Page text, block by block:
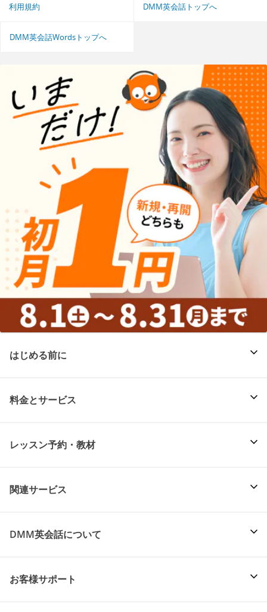
利用規約 DMM英会話トップへ
DMM英会話Wordsトップへ
はじめる前に
料金とサービス
レッスン予約・教材
関連サービス
DMM英会話について
お客様サポート